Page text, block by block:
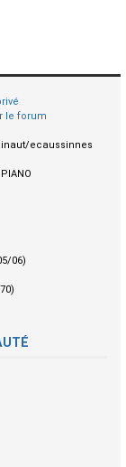
le forum
ecaussinnes
06)